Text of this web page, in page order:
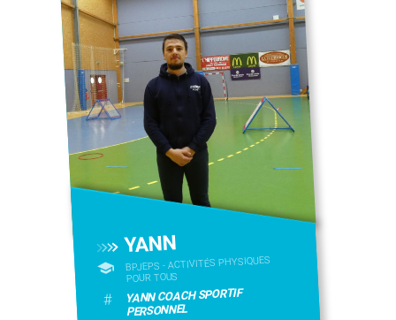
YANN
BPJEPS - ACTIVITÉS PHYSIQUES
POUR TOUS
# YANN COACH SPORTIF
PERSONNEL